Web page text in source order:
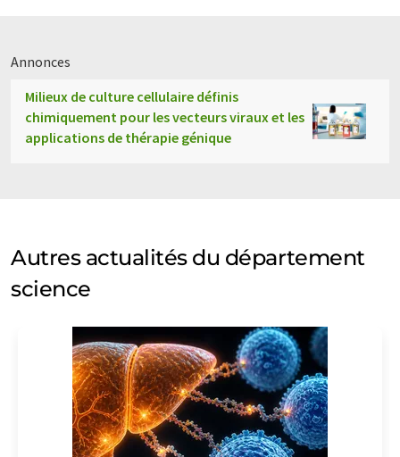
Annonces
Milieux de culture cellulaire définis
chimiquement pour les vecteurs viraux et les
applications de thérapie génique
Autres actualités du département
science